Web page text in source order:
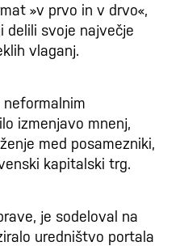
»v prvo in v drvo«,
delili svoje največje
vlaganj.
neformalnim
izmenjavo mnenj,
med posamezniki,
kapitalski trg.
je sodeloval na
uredništvo portala